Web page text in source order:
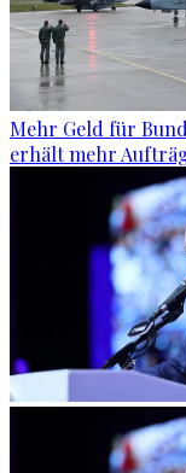
Mehr Geld für
erhält mehr